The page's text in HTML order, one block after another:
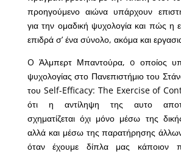
προηγούμενο αιώνα υπάρχουν
για την ομαδική ψυχολογία και πώς η
επιδρά σ’ ένα σύνολο, ακόμα και
O Άλμπερτ Μπαντούρα, o οποίος
ψυχολογίας στο Πανεπιστήμιο του
του Self-Efficacy: The Exercise of
ότι η αντίληψη της αυτο
σχηματίζεται όχι μόνο μέσω της
αλλά και μέσω της παρατήρησης
όταν έχουμε δίπλα μας κάποιον